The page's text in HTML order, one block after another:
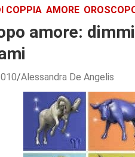
COPPIA AMORE
amore:
Alessandra De Angelis